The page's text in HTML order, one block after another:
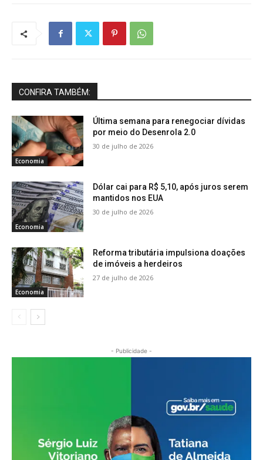
CONFIRA TAMBÉM:
Economia
Última semana para renegociar dívidas
por meio do Desenrola 2.0
30 de julho de 2026
Economia
Dólar cai para R$ 5,10, após juros serem
mantidos nos EUA
30 de julho de 2026
Economia
Reforma tributária impulsiona doações
de imóveis a herdeiros
27 de julho de 2026
- Publicidade -